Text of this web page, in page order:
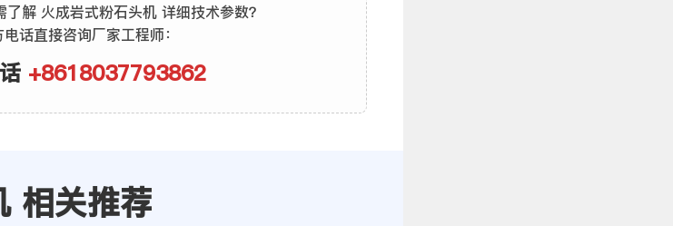
解 火成岩式粉石头机 详细技术参数？
话直接咨询厂家工程师：
+8618037793862
相关推荐